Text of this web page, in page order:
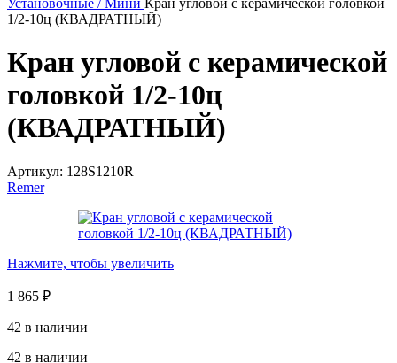
1/2-10ц (КВАДРАТНЫЙ)
Кран угловой с керамической
головкой 1/2-10ц
(КВАДРАТНЫЙ)
Артикул: 128S1210R
Remer
Нажмите, чтобы увеличить
1 865 ₽
42 в наличии
42 в наличии